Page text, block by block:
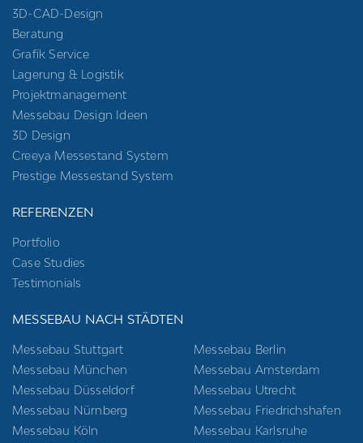
3D-CAD-Design
Beratung
Grafik Service
Lagerung & Logistik
Projektmanagement
Messebau Design Ideen
3D Design
Creeya Messestand System
Prestige Messestand System
REFERENZEN
Portfolio
Case Studies
Testimonials
MESSEBAU NACH STÄDTEN
Messebau Stuttgart
Messebau München
Messebau Düsseldorf
Messebau Nürnberg
Messebau Köln
Messebau Berlin
Messebau Amsterdam
Messebau Utrecht
Messebau Friedrichshafen
Messebau Karlsruhe